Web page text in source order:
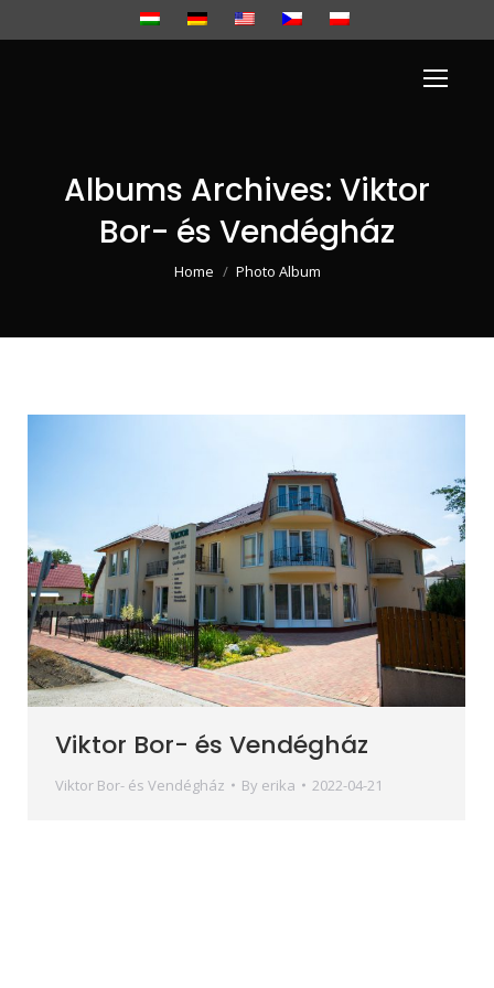
Albums Archives: Viktor
Bor- és Vendégház
You are here:
Home Photo Album
Viktor Bor- és Vendégház
Viktor Bor- és Vendégház By erika 2022-04-21